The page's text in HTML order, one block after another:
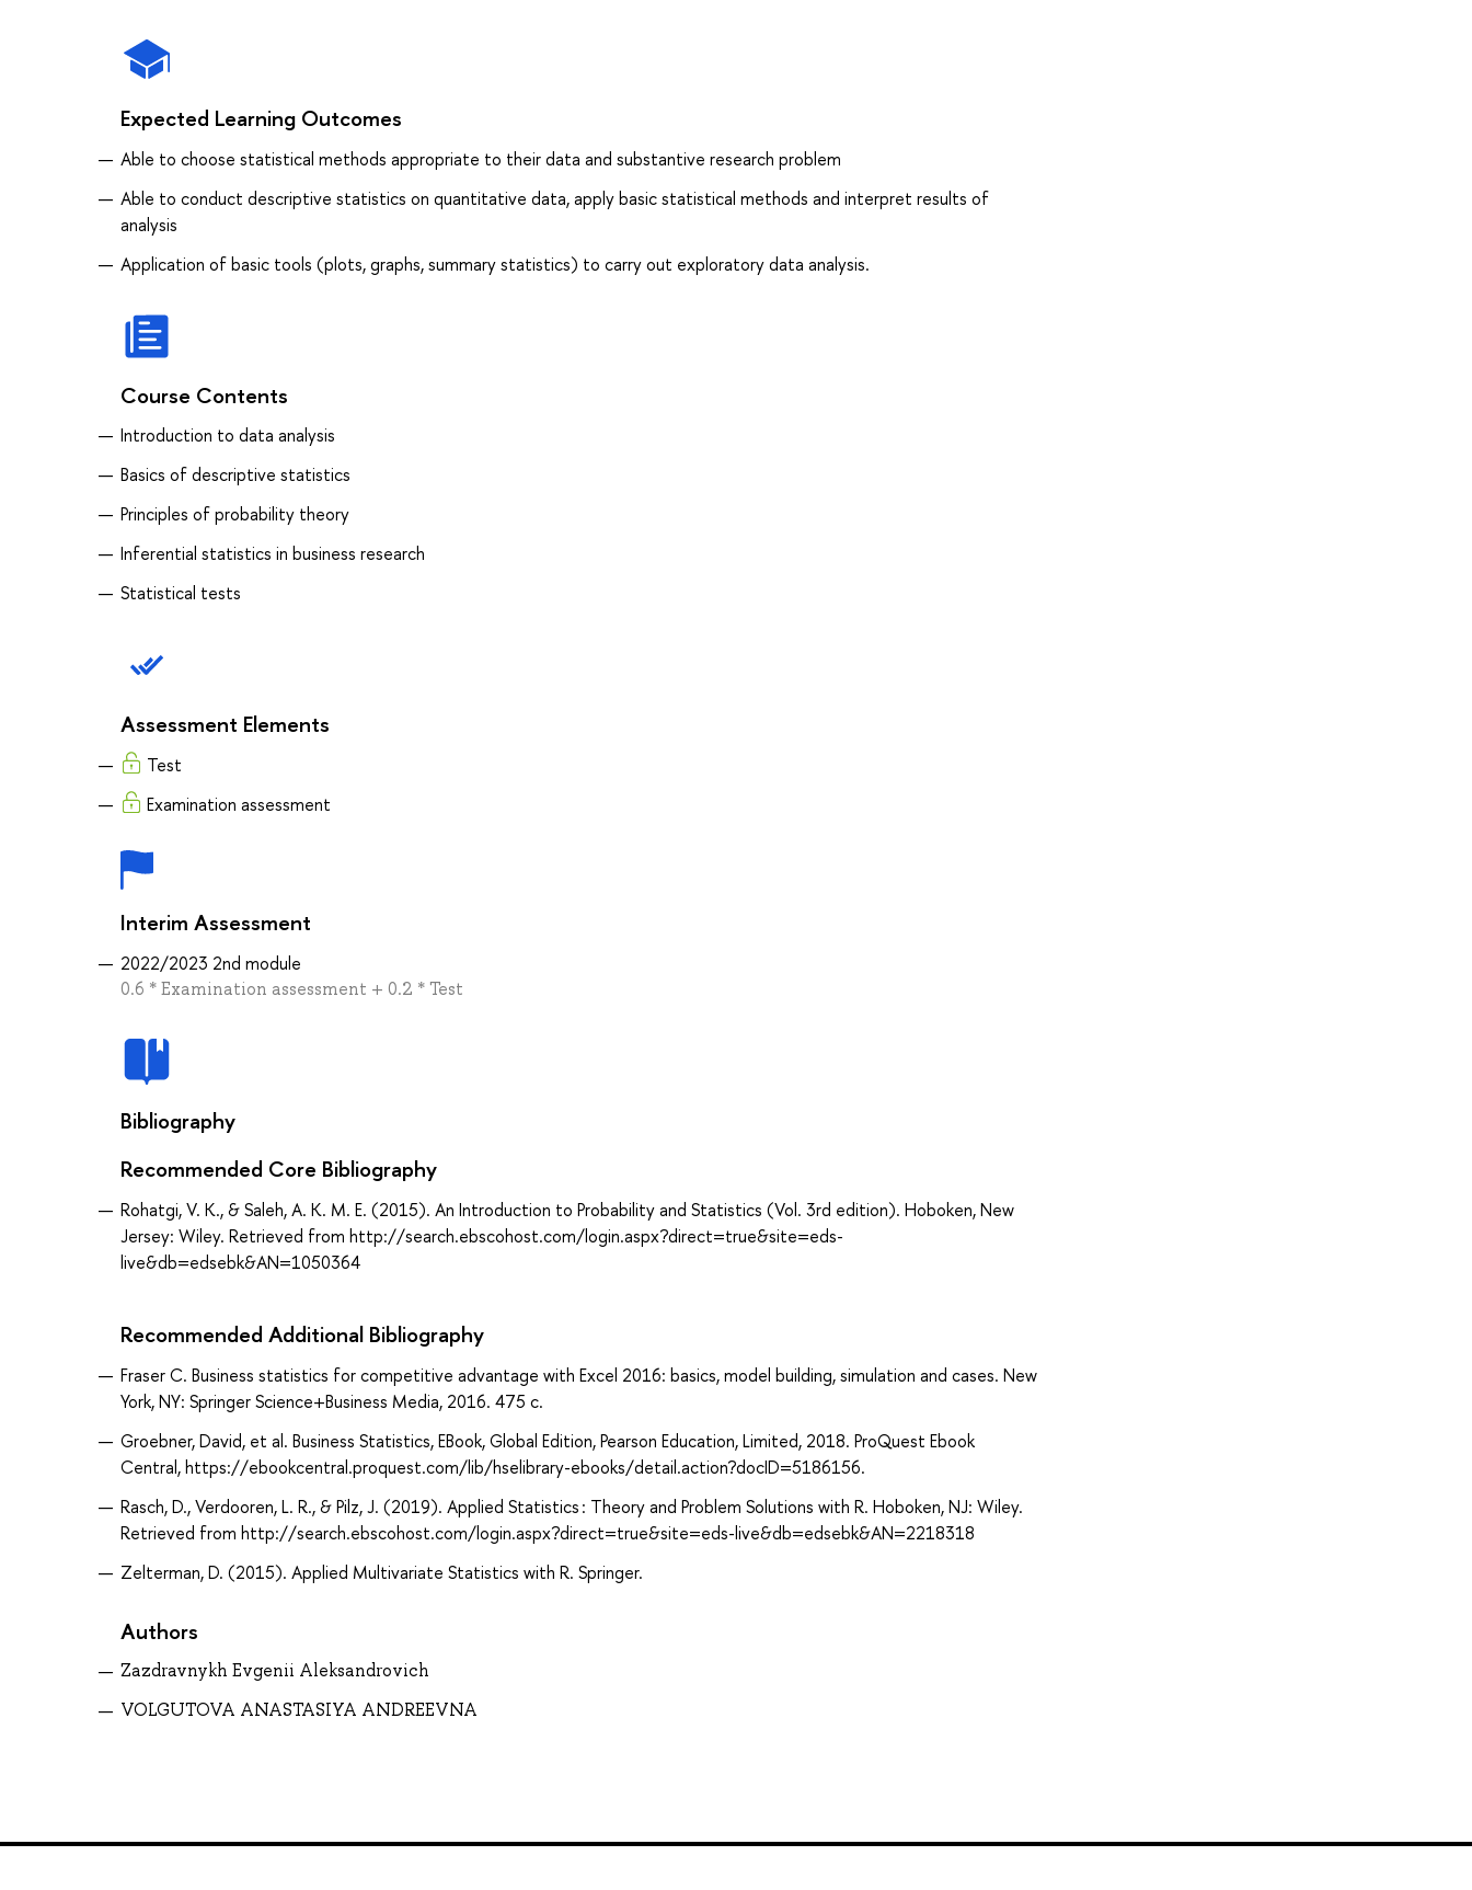
Expected Learning Outcomes
Able to choose statistical methods appropriate to their data and substantive research problem
Able to conduct descriptive statistics on quantitative data, apply basic statistical methods and interpret results of
analysis
Application of basic tools (plots, graphs, summary statistics) to carry out exploratory data analysis.
Course Contents
Introduction to data analysis
Basics of descriptive statistics
Principles of probability theory
Inferential statistics in business research
Statistical tests
Assessment Elements
Test
Examination assessment
Interim Assessment
2022/2023 2nd module
0.6 * Examination assessment + 0.2 * Test
Bibliography
Recommended Core Bibliography
Rohatgi, V. K., & Saleh, A. K. M. E. (2015). An Introduction to Probability and Statistics (Vol. 3rd edition). Hoboken, New
Jersey: Wiley. Retrieved from http://search.ebscohost.com/login.aspx?direct=true&site=eds-
live&db=edsebk&AN=1050364
Recommended Additional Bibliography
Fraser C. Business statistics for competitive advantage with Excel 2016: basics, model building, simulation and cases. New
York, NY: Springer Science+Business Media, 2016. 475 с.
Groebner, David, et al. Business Statistics, EBook, Global Edition, Pearson Education, Limited, 2018. ProQuest Ebook
Central, https://ebookcentral.proquest.com/lib/hselibrary-ebooks/detail.action?docID=5186156.
Rasch, D., Verdooren, L. R., & Pilz, J. (2019). Applied Statistics : Theory and Problem Solutions with R. Hoboken, NJ: Wiley.
Retrieved from http://search.ebscohost.com/login.aspx?direct=true&site=eds-live&db=edsebk&AN=2218318
Zelterman, D. (2015). Applied Multivariate Statistics with R. Springer.
Authors
Zazdravnykh Evgenii Aleksandrovich
VOLGUTOVA ANASTASIYA ANDREEVNA